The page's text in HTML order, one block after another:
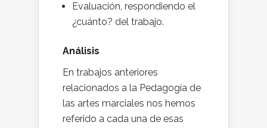
Evaluación, respondiendo el
¿cuánto? del trabajo.
Análisis
En trabajos anteriores
relacionados a la Pedagogía de
las artes marciales nos hemos
referido a cada una de esas